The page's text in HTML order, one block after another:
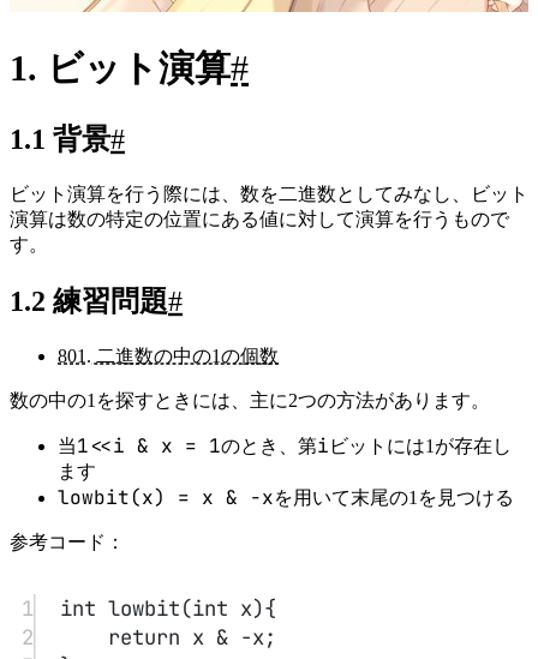
1. ビット演算#
1.1 背景#
ビット演算を行う際には、数を二進数としてみなし、ビット
演算は数の特定の位置にある値に対して演算を行うもので
す。
1.2 練習問題#
801. 二進数の中の1の個数
数の中の1を探すときには、主に2つの方法があります。
当1<<i & x = 1のとき、第i ビットには1が存在し
ます
lowbit(x) = x & -xを用いて末尾の1を見つける
参考コード：
1 int lowbit(int x){
2
return x & -x;